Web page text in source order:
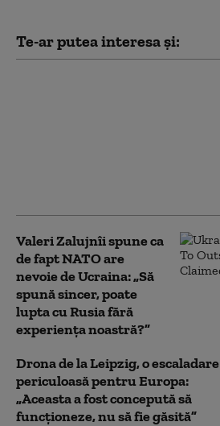
Te-ar putea interesa și:
Valeri Zalujnîi spune ca
de fapt NATO are
nevoie de Ucraina: „Să
spună sincer, poate
lupta cu Rusia fără
experiența noastră?”
Drona de la Leipzig, o escaladare
periculoasă pentru Europa:
„Aceasta a fost concepută să
funcționeze, nu să fie găsită”